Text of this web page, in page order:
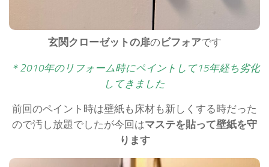
玄関クローゼットの扉のビフォアです
＊2010年のリフォーム時にペイントして15年経ち劣化
してきました
前回のペイント時は壁紙も床材も新しくする時だった
ので汚し放題でしたが今回はマステを貼って壁紙を守
ります